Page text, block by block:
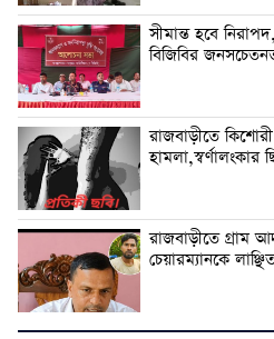
সীমান্ত হবে
বিজিবির
রাজবাড়ীতে
রাজবাড়ীতে গ্রাম
চেয়ারম্যানকে